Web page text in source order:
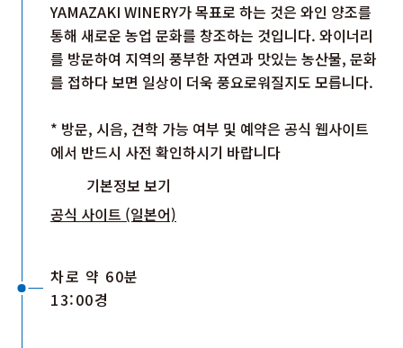
YAMAZAKI WINERY가 목표로 하는 것은 와인 양조를
통해 새로운 농업 문화를 창조하는 것입니다. 와이너리
를 방문하여 지역의 풍부한 자연과 맛있는 농산물, 문화
를 접하다 보면 일상이 더욱 풍요로워질지도 모릅니다.
* 방문, 시음, 견학 가능 여부 및 예약은 공식 웹사이트
에서 반드시 사전 확인하시기 바랍니다
기본정보 보기
공식 사이트 (일본어)
차로 약 60분
13:00경